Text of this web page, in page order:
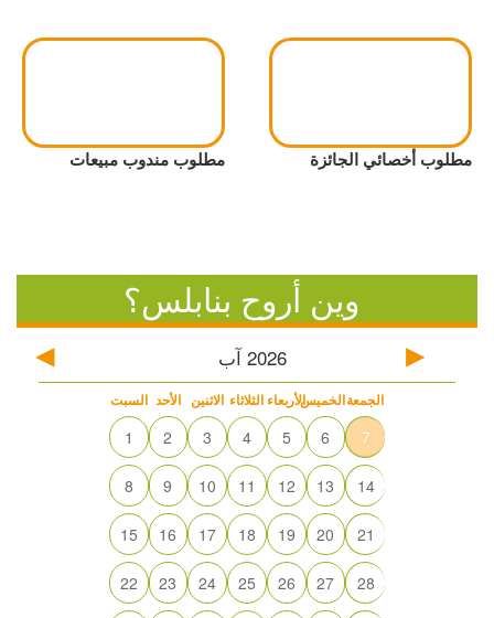
مطلوب أخصائي الجائزة مطلوب مندوب مبيعات
وين أروح بنابلس؟
2026 آب
السبت الأحد الاثنين الثلاثاء الأربعاءالخميسالجمعة
1 2 3 4 5 6 7
8 9 10 11 12 13 14
15 16 17 18 19 20 21
22 23 24 25 26 27 28